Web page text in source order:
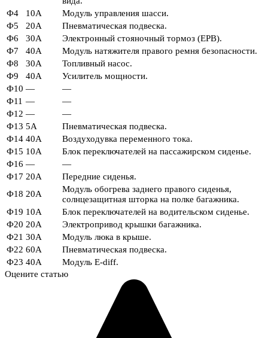
Ф4
10А
Модуль управления шасси.
Ф5
20А
Пневматическая подвеска.
Ф6
30А
Электронный стояночный тормоз (EPB).
Ф7
40А
Модуль натяжителя правого ремня безопасности.
Ф8
30А
Топливный насос.
Ф9
40А
Усилитель мощности.
Ф10 —
—
Ф11 —
—
Ф12 —
—
Ф13 5А
Пневматическая подвеска.
Ф14 40А
Воздуходувка переменного тока.
Ф15 10А
Блок переключателей на пассажирском сиденье.
Ф16 —
—
Ф17 20А
Передние сиденья.
Ф18 20А
Модуль обогрева заднего правого сиденья,
солнцезащитная шторка на полке багажника.
Ф19 10А
Блок переключателей на водительском сиденье.
Ф20 20А
Электропривод крышки багажника.
Ф21 30А
Модуль люка в крыше.
Ф22 60А
Пневматическая подвеска.
Ф23 40А
Модуль E-diff.
Оцените статью